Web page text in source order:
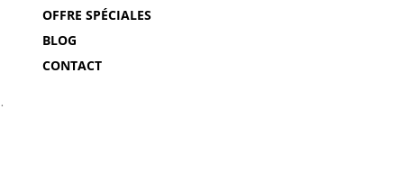
OFFRE SPÉCIALES
BLOG
CONTACT